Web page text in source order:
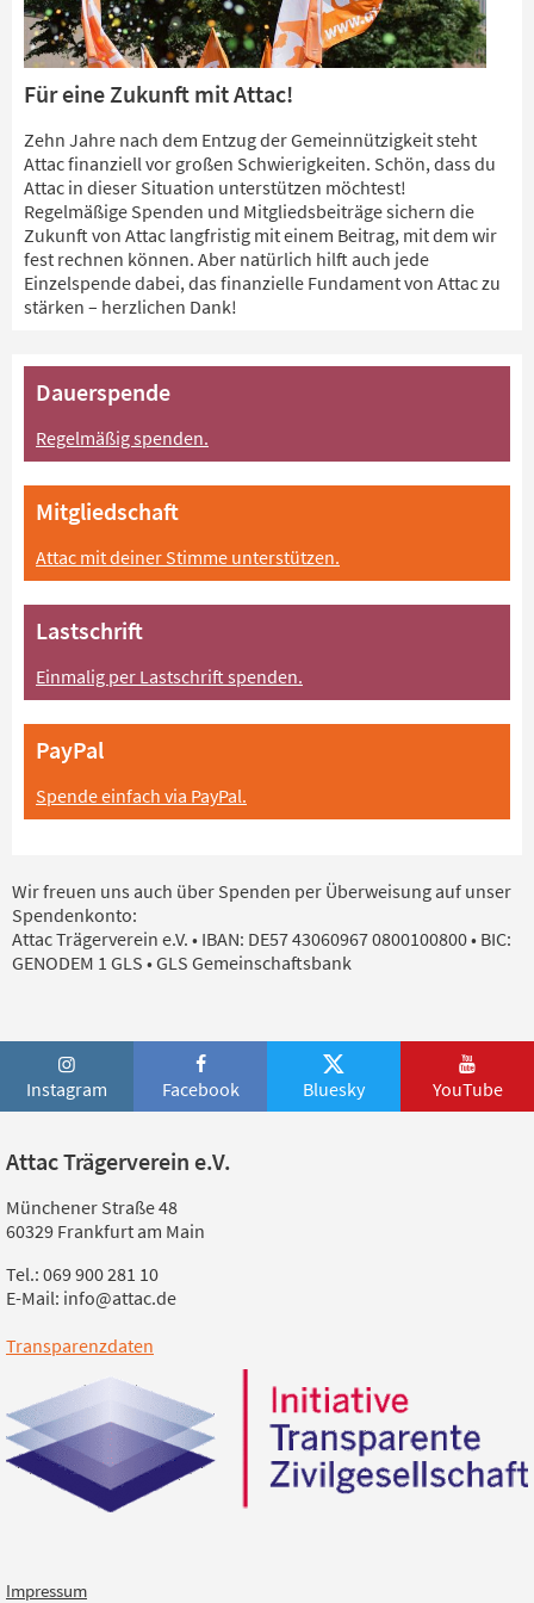
Für eine Zukunft mit Attac!
Zehn Jahre nach dem Entzug der Gemeinnützigkeit steht
Attac finanziell vor großen Schwierigkeiten. Schön, dass du
Attac in dieser Situation unterstützen möchtest!
Regelmäßige Spenden und Mitgliedsbeiträge sichern die
Zukunft von Attac langfristig mit einem Beitrag, mit dem wir
fest rechnen können. Aber natürlich hilft auch jede
Einzelspende dabei, das finanzielle Fundament von Attac zu
stärken – herzlichen Dank!
Dauerspende
Regelmäßig spenden.
Mitgliedschaft
Attac mit deiner Stimme unterstützen.
Lastschrift
Einmalig per Lastschrift spenden.
PayPal
Spende einfach via PayPal.
Wir freuen uns auch über Spenden per Überweisung auf unser
Spendenkonto:
Attac Trägerverein e.V. • IBAN: DE57 43060967 0800100800 • BIC:
GENODEM 1 GLS • GLS Gemeinschaftsbank
Instagram Facebook Bluesky YouTube
Attac Trägerverein e.V.
Münchener Straße 48
60329 Frankfurt am Main
Tel.: 069 900 281 10
E-Mail: info@attac.de
Transparenzdaten
Impressum